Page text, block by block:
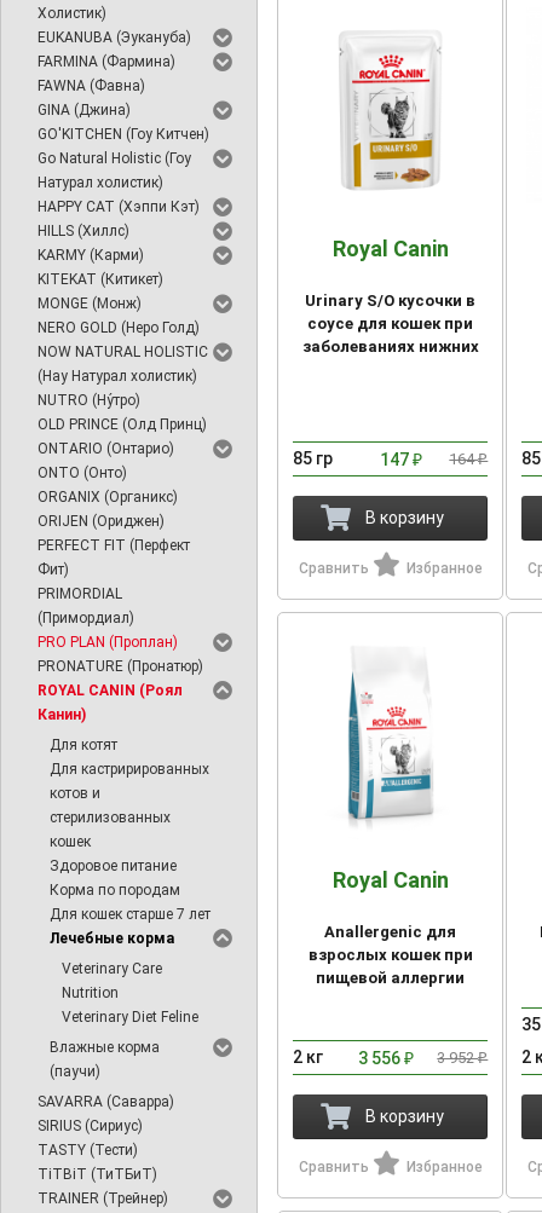
Холистик)
EUKANUBA (Эукануба)
FARMINA (Фармина)
FAWNA (Фавна)
GINA (Джина)
GO'KITCHEN (Гоу Китчен)
Go Natural Holistic (Гоу
Натурал холистик)
HAPPY CAT (Хэппи Кэт)
HILLS (Хиллс)
KARMY (Карми)
KITEKAT (Китикет)
MONGE (Монж)
NERO GOLD (Неро Голд)
NOW NATURAL HOLISTIC
(Нау Натурал холистик)
NUTRO (Ну́тро)
OLD PRINCE (Олд Принц)
ONTARIO (Онтарио)
ONTO (Онто)
ORGANIX (Органикс)
ORIJEN (Ориджен)
PERFECT FIT (Перфект
Фит)
PRIMORDIAL
(Примордиал)
PRO PLAN (Проплан)
PRONATURE (Пронатюр)
ROYAL CANIN (Роял
Канин)
Для котят
Для кастрирированных
котов и
стерилизованных
кошек
Здоровое питание
Корма по породам
Для кошек старше 7 лет
Лечебные корма
Veterinary Care
Nutrition
Veterinary Diet Feline
Влажные корма
(паучи)
SAVARRA (Саварра)
SIRIUS (Сириус)
TASTY (Тести)
TiTBiT (ТиТБиТ)
TRAINER (Трейнер)
Royal Canin
Urinary S/O кусочки в
соусе для кошек при
заболеваниях нижних
85 гр 147₽ 164₽
В корзину
Сравнить Избранное
Royal Canin
Anallergenic для
взрослых кошек при
пищевой аллергии
2 кг 3 556₽ 3 952₽
В корзину
Сравнить Избранное
2